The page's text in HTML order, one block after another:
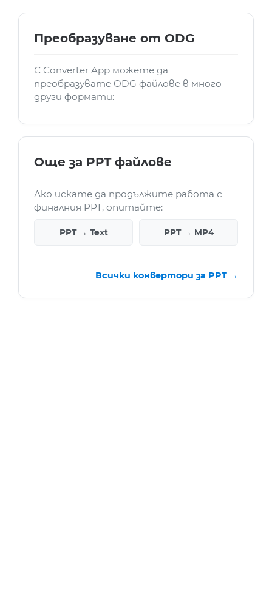
Преобразуване от ODG
С Converter App можете да
преобразувате ODG файлове в много
други формати:
Още за PPT файлове
Ако искате да продължите работа с
финалния PPT, опитайте:
PPT → Text PPT → MP4
Всички конвертори за PPT →